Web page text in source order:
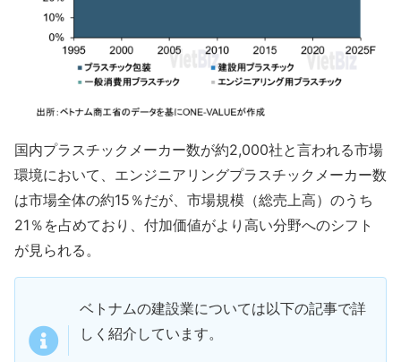
国内プラスチックメーカー数が約2,000社と言われる市場
環境において、エンジニアリングプラスチックメーカー数
は市場全体の約15％だが、市場規模（総売上高）のうち
21％を占めており、付加価値がより高い分野へのシフト
が見られる。
ベトナムの建設業については以下の記事で詳
しく紹介しています。